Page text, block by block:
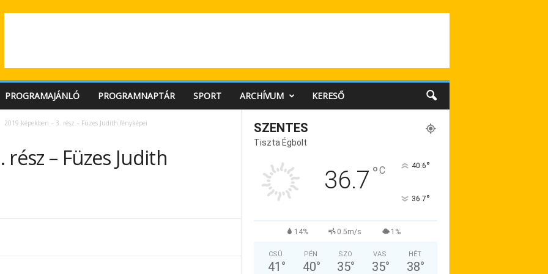
PROGRAMAJÁNLÓ PROGRAMNAPTÁR SPORT ARCHÍVUM KERESŐ
2019 képekben – 3. rész – Füzes Judith fényképei
– Füzes Judith
SZENTES
Tiszta Égbolt
36.7 °C 40.6°
36.7°
14% 0.5m/s 1%
CSÜ
41 °
PÉN
40°
SZO
35°
VAS
35°
HÉT
38°